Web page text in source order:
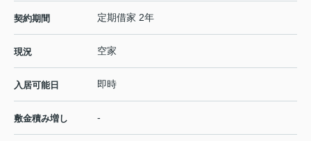
契約期間 定期借家 2年
現況 空家
入居可能日 即時
敷金積み増し -